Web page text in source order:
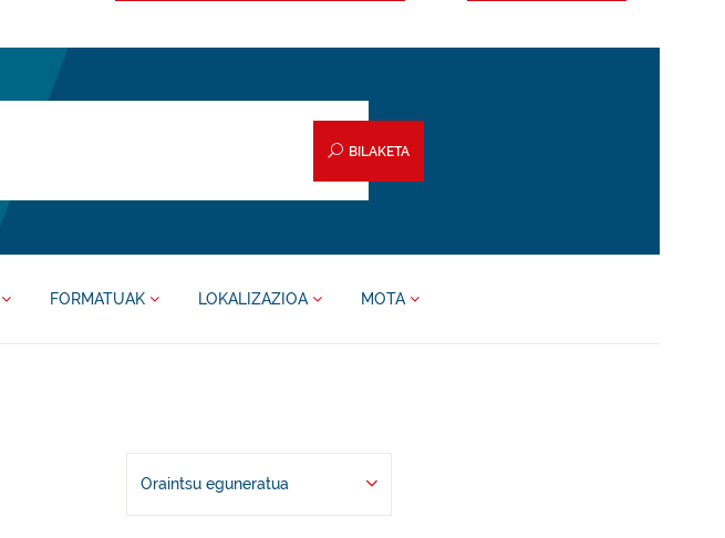
BILAKETA
FORMATUAK LOKALIZAZIOA MOTA
Oraintsu eguneratua